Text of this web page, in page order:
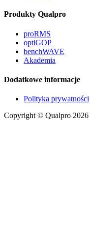
Produkty Qualpro
proRMS
optiGOP
benchWAVE
Akademia
Dodatkowe informacje
Polityka prywatności
Copyright © Qualpro 2026